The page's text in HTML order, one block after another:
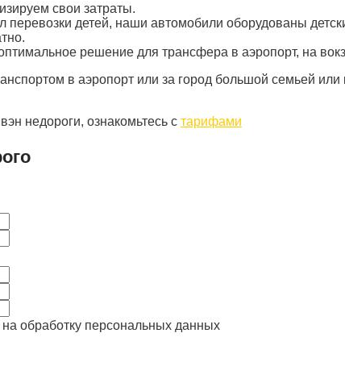
свои затраты.
перевозки детей, наши автомобили оборудованы
решение для трансфера в аэропорт, на
в аэропорт или за город большой семьей
недороги, ознакомьтесь с тарифами
обработку персональных данных